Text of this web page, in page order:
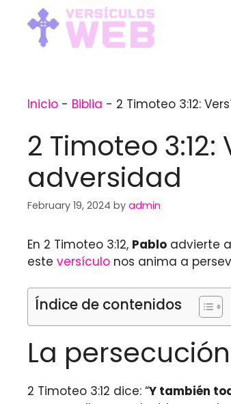
content
Inicio - Biblia - 2 Timoteo 3:12:
2 Timoteo
adversidad
February 19, 2024 by admin
En 2 Timoteo 3:12, Pablo advierte
este versículo nos anima a
Índice de contenidos
La
2 Timoteo 3:12 dice: “Y también